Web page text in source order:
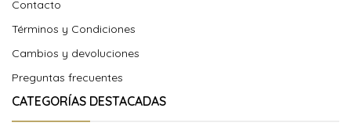
Contacto
Términos y Condiciones
Cambios y devoluciones
Preguntas frecuentes
CATEGORÍAS DESTACADAS